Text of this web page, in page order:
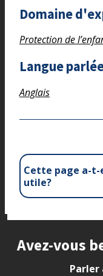
Domaine
Protection de
Langue
Anglais
Cette page a-
utile?
Site footer
Avez-vous
Parler